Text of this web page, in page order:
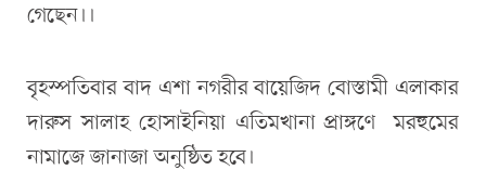
গেছেন।।
বৃহস্পতিবার বাদ এশা নগরীর বায়েজিদ বোস্তামী এলাকার
দারুস সালাহ হোসাইনিয়া এতিমখানা প্রাঙ্গণে মরহুমের
নামাজে জানাজা অনুষ্ঠিত হবে।